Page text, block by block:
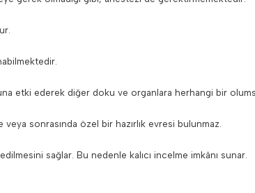
etki ederek diğer doku ve organlara herhangi bir
sonrasında özel bir hazırlık evresi bulunmaz.
sağlar. Bu nedenle kalıcı incelme imkânı sunar.